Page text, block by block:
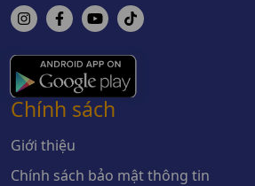
Chính sách
Giới thiệu
Chính sách bảo mật thông tin